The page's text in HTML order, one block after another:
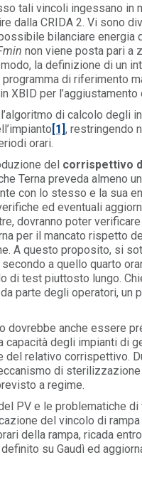
tali vincoli ingessano in
dalla CRIDA 2. Vi sono
bilanciare energia
non viene posta pari a
la definizione di un
programma di riferimento
XBID per l’aggiustamento
di calcolo degli
[1] , restringendo
orari.
del corrispettivo
Terna preveda almeno
con lo stesso e la sua
ed eventuali
dovranno poter
per il mancato rispetto
A questo proposito, si
secondo a quello quarto
di test piuttosto lungo.
parte degli operatori, un
dovrebbe anche essere
capacità degli impianti di
del relativo corrispettivo.
di sterilizzazione
a regime.
PV e le problematiche
del vincolo di
della rampa, ricada
su Gaudì ed